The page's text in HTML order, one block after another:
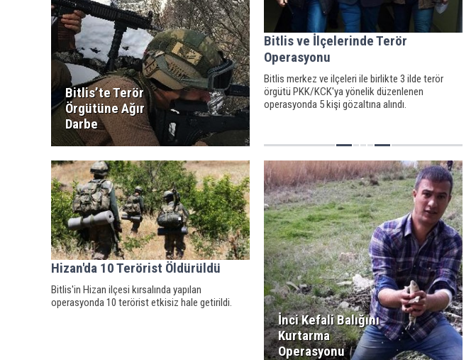
Bitlis’te Terör
Örgütüne Ağır
Darbe
Bitlis ve İlçelerinde Terör
Operasyonu
Bitlis merkez ve ilçeleri ile birlikte 3 ilde terör
örgütü PKK/KCK'ya yönelik düzenlenen
operasyonda 5 kişi gözaltına alındı.
Hizan'da 10 Terörist Öldürüldü
Bitlis'in Hizan ilçesi kırsalında yapılan
operasyonda 10 terörist etkisiz hale getirildi.
İnci Kefali Balığını
Kurtarma
Operasyonu